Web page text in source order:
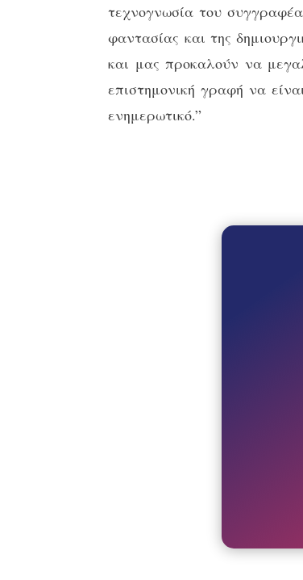
τεχνογνωσία του
φαντασίας και της
και μας προκαλούν να
επιστημονική γραφή να
ενημερωτικό.”